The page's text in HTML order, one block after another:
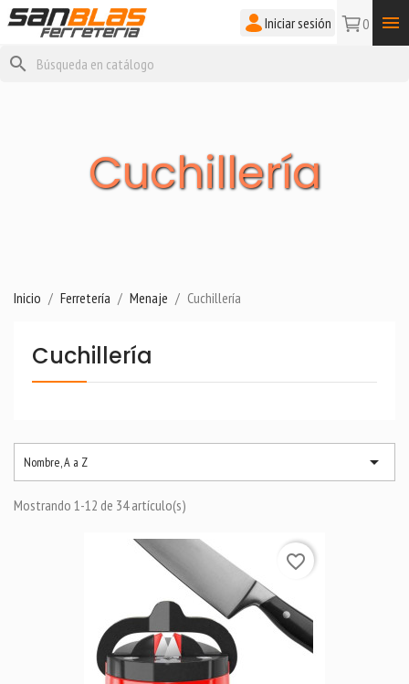
Iniciar sesión 0

search
Cuchillería
Inicio Ferretería Menaje Cuchillería
Cuchillería
Nombre, A a Z 
Mostrando 1-12 de 34 artículo(s)
favorite_border